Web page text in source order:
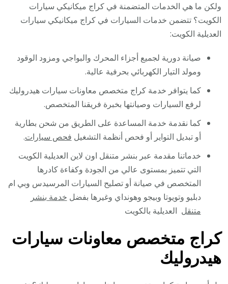
ولكن ما هي الخدمات المتضمنة في كراج ميكانيكي سيارات
الكويت؟ تتضمن خدمات السيارات في كراج ميكانيكي سيارات
العديلية الكويت:
صيانة دورية لجميع أجزاء المحرك والبواجي ومزود الوقود
ومولد التيار الكهربائي بحرفية عالية.
كما يتوافر خدمة كراج متخصص معاونات سيارات هيدروليك
لرفع السيارات وصيانتها بخبرة فريقنا المتخصص.
كما نقدمة خدمة المساعدة على الطريق من شحن بطارية
أو تبديل التواير أو فحص أنظمة التشغيل فحص سيارات.
خدماتنا مقدمة عبر بنشر متنقل اون لاين العديلية الكويت
التي تتميز بمستوى عالي من الجودة وكفاءة كادرها
المتخصص في صيانة أو تصليح السيارات المرسيدس وبي ام
دبليو وتويوتا وبيجو وهونداي وغيرها بفضل خدمة بنشر
متنقل العديلية بالكويت
كراج متخصص معاونات سيارات
هيدروليك